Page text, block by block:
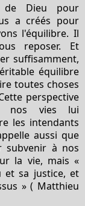
de Dieu pour
a créés pour
l'équilibre. Il
reposer. Et
suffisamment,
équilibre
toutes choses
perspective
nos vies lui
les intendants
aussi que
subvenir à nos
la vie, mais «
et sa justice, et
» ( Matthieu